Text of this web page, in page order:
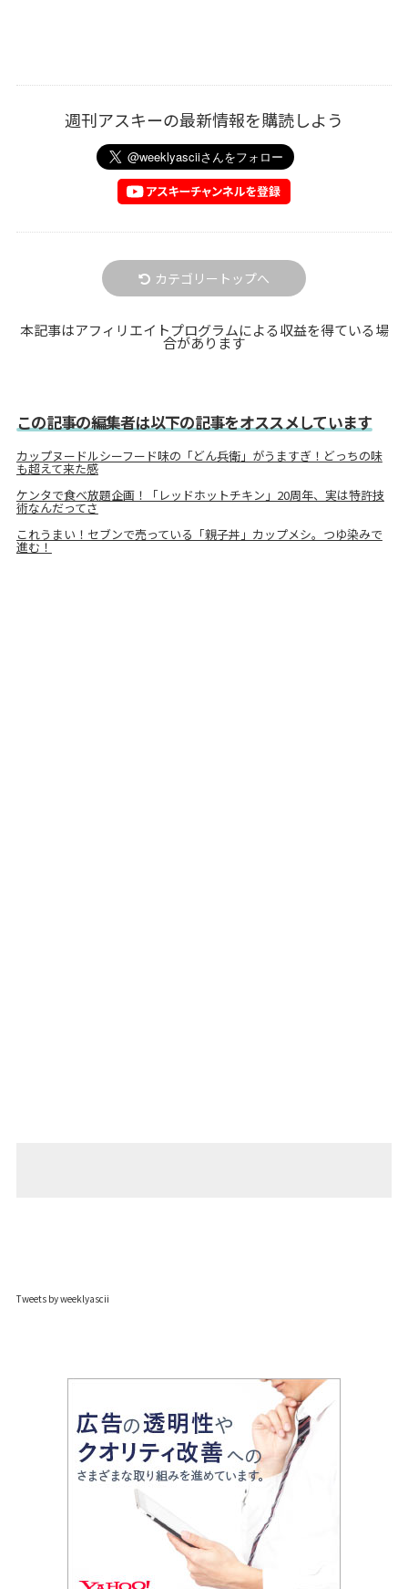
週刊アスキーの最新情報を購読しよう
カテゴリートップへ
本記事はアフィリエイトプログラムによる収益を得ている場
合があります
この記事の編集者は以下の記事をオススメしています
カップヌードルシーフード味の「どん兵衛」がうますぎ！どっちの味
も超えて来た感
ケンタで食べ放題企画！「レッドホットチキン」20周年、実は特許技
術なんだってさ
これうまい！セブンで売っている「親子丼」カップメシ。つゆ染みで
進む！
Tweets by weeklyascii